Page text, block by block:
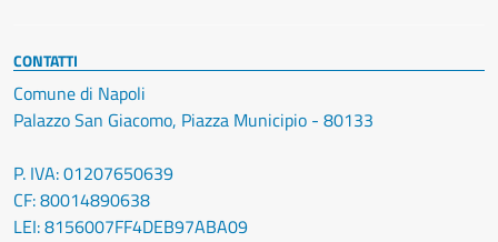
CONTATTI
Comune di Napoli
Palazzo San Giacomo, Piazza Municipio - 80133
P. IVA: 01207650639
CF: 80014890638
LEI: 8156007FF4DEB97ABA09